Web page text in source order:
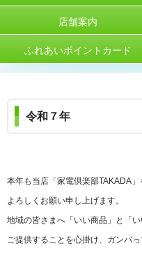
店舗案内
ふれあいポイントカード
令和７年
本年も当店「家電倶楽部TAKADA」
よろしくお願い申し上げます。
地域の皆さまへ「いい商品」と「
ご提供することを心掛け、ガンバっ